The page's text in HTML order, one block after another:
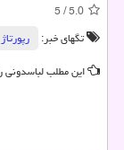
5.0
/
5
تگهای خبر:
رپورتاژ
این مطلب لباسدونی